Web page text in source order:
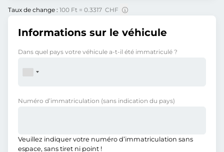
Taux de change : 100 Ft = 0.3317 CHF
Informations sur le véhicule
Dans quel pays votre véhicule a-t-il été immatriculé ?
Numéro d’immatriculation (sans indication du pays)
Veuillez indiquer votre numéro d’immatriculation sans
espace, sans tiret ni point !